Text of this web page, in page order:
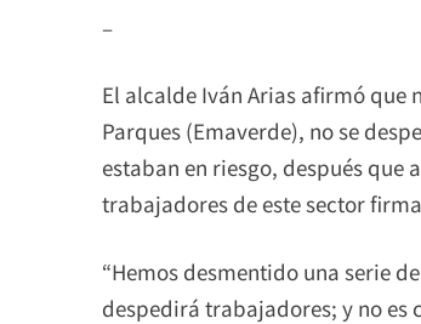
–
El alcalde Iván Arias afirmó que
Parques (Emaverde), no se
estaban en riesgo, después
trabajadores de este sector
“Hemos desmentido una serie
despedirá trabajadores; y no es